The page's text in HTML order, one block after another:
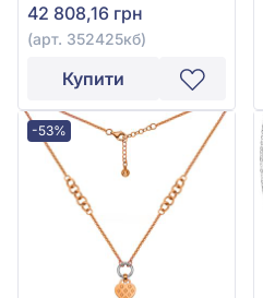
352425кб
42 808,16 грн
(арт. 352425кб)
Купити
-53%